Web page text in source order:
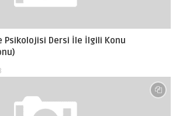
Psikolojisi Dersi İle İlgili Konu